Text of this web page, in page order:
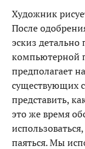
Художник
После
эскиз детально
компьютерной
предполагает
существующих
представить,
это же время
паяться. Мы